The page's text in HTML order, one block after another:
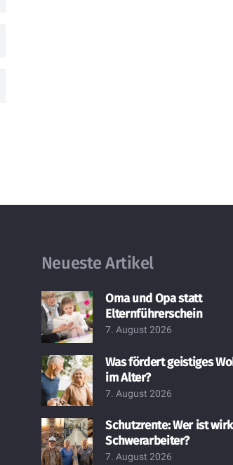
Neueste Artikel
Oma und Opa statt
Elternführerschein
7. August 2026
Was fördert geistiges
im Alter?
7. August 2026
Schutzrente: Wer ist
Schwerarbeiter?
7. August 2026